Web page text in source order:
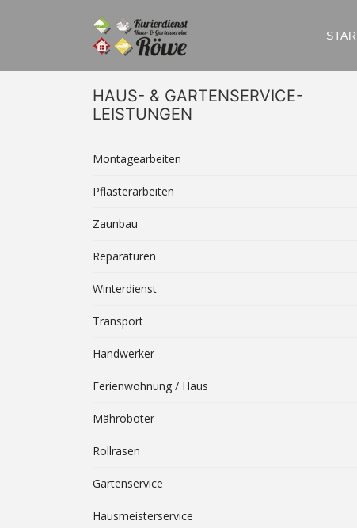
HAUS- & GARTENSERVICE-
LEISTUNGEN
Montagearbeiten
Pflasterarbeiten
Zaunbau
Reparaturen
Winterdienst
Transport
Handwerker
Ferienwohnung / Haus
Mähroboter
Rollrasen
Gartenservice
Hausmeisterservice